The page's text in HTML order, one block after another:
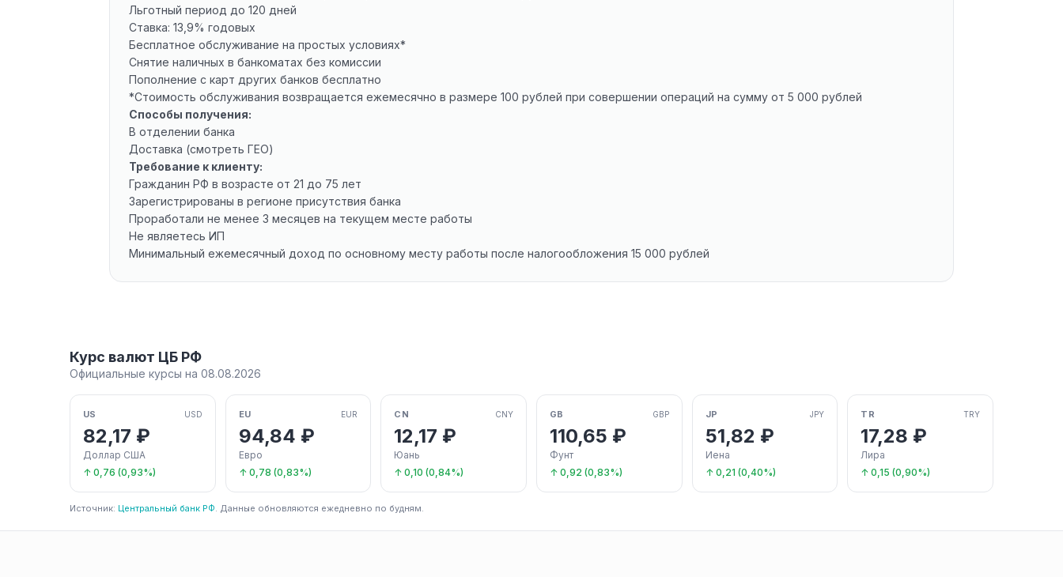
Льготный период до 120 дней
Ставка: 13,9% годовых
Бесплатное обслуживание на простых условиях*
Снятие наличных в банкоматах без комиссии
Пополнение с карт других банков бесплатно
*Стоимость обслуживания возвращается ежемесячно в размере 100 рублей при совершении операций на сумму от 5 000 рублей
Способы получения:
В отделении банка
Доставка (смотреть ГЕО)
Требование к клиенту:
Гражданин РФ в возрасте от 21 до 75 лет
Зарегистрированы в регионе присутствия банка
Проработали не менее 3 месяцев на текущем месте работы
Не являетесь ИП
Минимальный ежемесячный доход по основному месту работы после налогообложения 15 000 рублей
Курс валют ЦБ РФ
Официальные курсы на 08.08.2026
US USD
82,17 ₽
Доллар США
↑ 0,76 (0,93%)
EU EUR
94,84 ₽
Евро
↑ 0,78 (0,83%)
CN CNY
12,17 ₽
Юань
↑ 0,10 (0,84%)
GB GBP
110,65 ₽
Фунт
↑ 0,92 (0,83%)
JP JPY
51,82 ₽
Иена
↑ 0,21 (0,40%)
TR TRY
17,28 ₽
Лира
↑ 0,15 (0,90%)
Источник: Центральный банк РФ. Данные обновляются ежедневно по будням.